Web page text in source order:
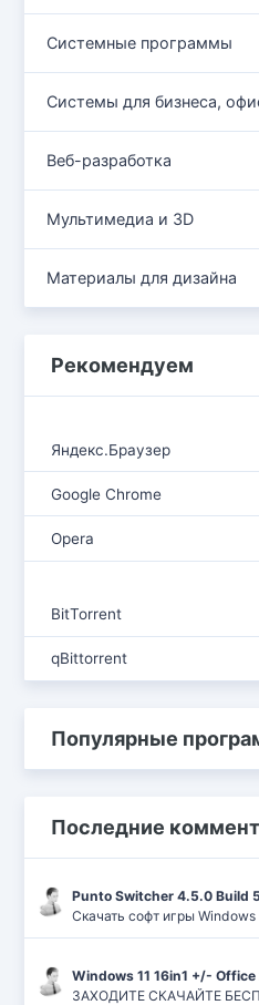
Системные программы
Системы для бизнеса,
Веб-разработка
Мультимедиа и 3D
Материалы для дизайна
Рекомендуем
Яндекс.Браузер
Google Chrome
Opera
BitTorrent
qBittorrent
Популярные
Последние
Punto Switcher 4.5.0 Build
Скачать софт игры
Windows 11 16in1 +/- Office
ЗАХОДИТЕ СКАЧАЙТЕ